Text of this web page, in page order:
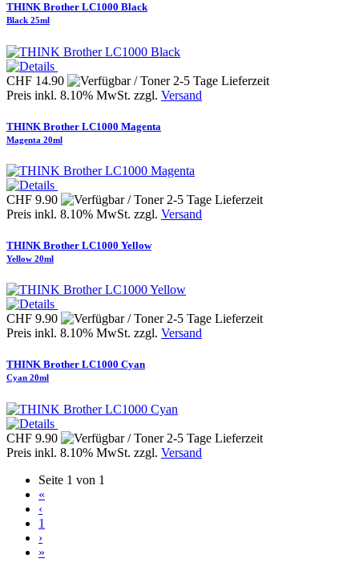
THINK Brother LC1000 Black
Black 25ml
CHF 14.90
Preis inkl. 8.10% MwSt. zzgl. Versand
THINK Brother LC1000 Magenta
Magenta 20ml
CHF 9.90
Preis inkl. 8.10% MwSt. zzgl. Versand
THINK Brother LC1000 Yellow
Yellow 20ml
CHF 9.90
Preis inkl. 8.10% MwSt. zzgl. Versand
THINK Brother LC1000 Cyan
Cyan 20ml
CHF 9.90
Preis inkl. 8.10% MwSt. zzgl. Versand
Seite 1 von 1
«
‹
1
›
»